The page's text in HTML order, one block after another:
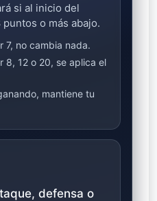
si al inicio del
o más abajo.
7, no cambia nada.
8, 12 o 20, se aplica el
mantiene tu
defensa o